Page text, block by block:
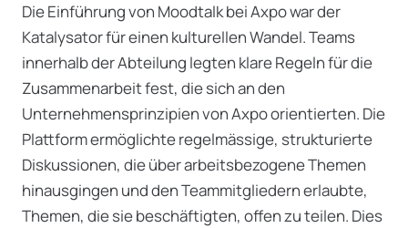
Die Einführung von Moodtalk bei Axpo war der
Katalysator für einen kulturellen Wandel. Teams
innerhalb der Abteilung legten klare Regeln für die
Zusammenarbeit fest, die sich an den
Unternehmensprinzipien von Axpo orientierten. Die
Plattform ermöglichte regelmässige, strukturierte
Diskussionen, die über arbeitsbezogene Themen
hinausgingen und den Teammitgliedern erlaubte,
Themen, die sie beschäftigten, offen zu teilen. Dies